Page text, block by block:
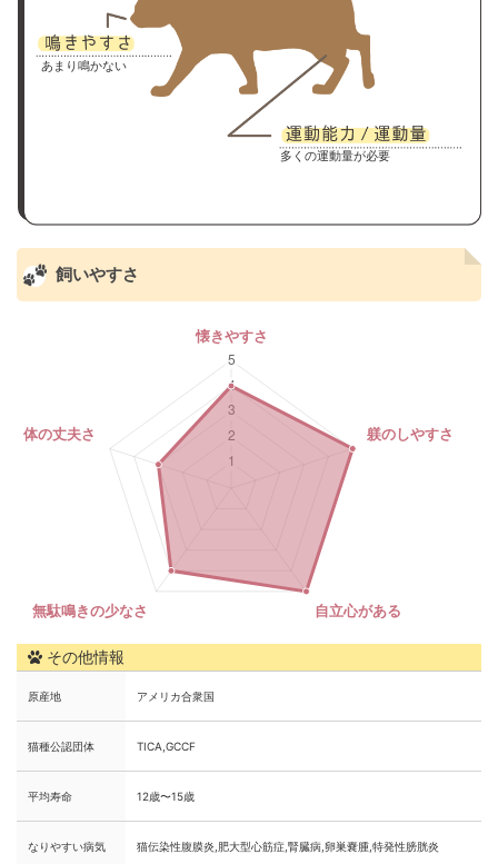
あまり鳴かない
多くの運動量が必要
飼いやすさ
その他情報
原産地 アメリカ合衆国
猫種公認団体 TICA,GCCF
平均寿命 12歳〜15歳
なりやすい病気 猫伝染性腹膜炎,肥大型心筋症,腎臓病,卵巣嚢腫,特発性膀胱炎